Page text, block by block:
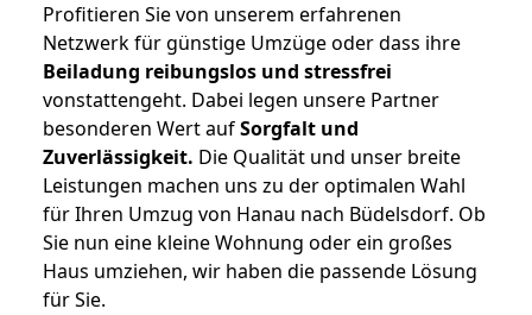
Profitieren Sie von unserem erfahrenen
Netzwerk für günstige Umzüge oder dass ihre
Beiladung reibungslos und stressfrei
vonstattengeht. Dabei legen unsere Partner
besonderen Wert aufSorgfalt und
Zuverlässigkeit. Die Qualität und unser breite
Leistungen machen uns zu der optimalen Wahl
für Ihren Umzug von Hanau nach Büdelsdorf. Ob
Sie nun eine kleine Wohnung oder ein großes
Haus umziehen, wir haben die passende Lösung
für Sie.